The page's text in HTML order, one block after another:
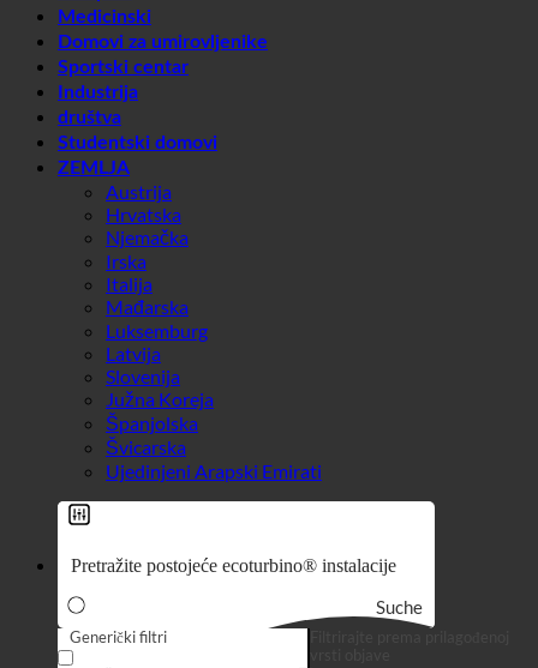
SPA | Termalna kupka
Kampovi
Medicinski
Domovi za umirovljenike
Sportski centar
Industrija
društva
Studentski domovi
ZEMLJA
Austrija
Hrvatska
Njemačka
Irska
Italija
Mađarska
Luksemburg
Latvija
Slovenija
Južna Koreja
Španjolska